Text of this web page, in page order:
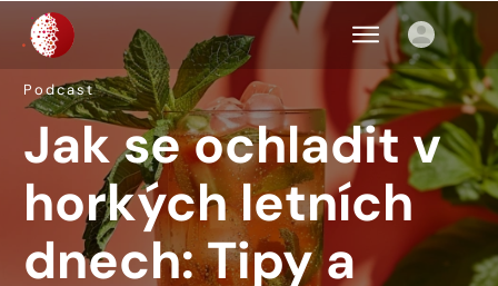
Podcast
Jak se ochladit v
horkých letních
dnech: Tipy a